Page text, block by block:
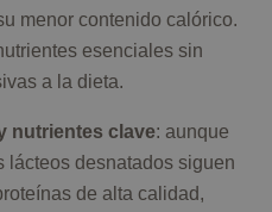
menor contenido calórico.
esenciales sin
a la dieta.
nutrientes clave: aunque
lácteos desnatados siguen
de alta calidad,